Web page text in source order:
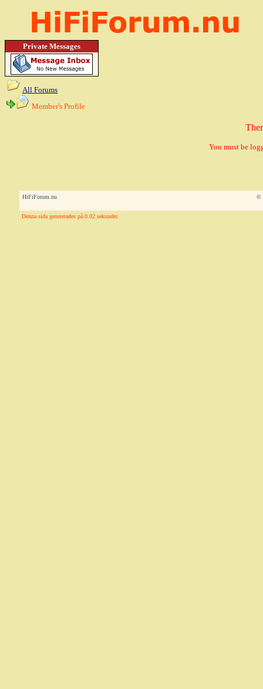
Private Messages
All Forums
Member's Profile
You must be
HiFiForum.nu ©
Denna sida genererades på 0.02 sekunder.